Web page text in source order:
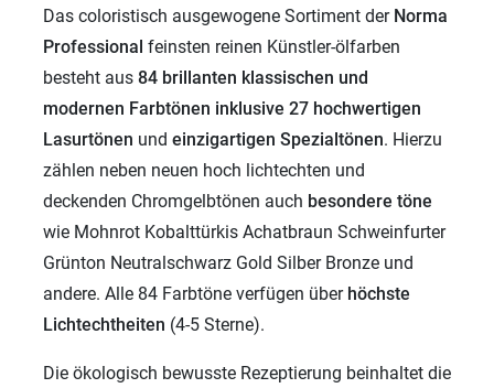
Das coloristisch ausgewogene Sortiment der Norma
Professional feinsten reinen Künstler-ölfarben
besteht aus 84 brillanten klassischen und
modernen Farbtönen inklusive 27 hochwertigen
Lasurtönen und einzigartigen Spezialtönen. Hierzu
zählen neben neuen hoch lichtechten und
deckenden Chromgelbtönen auch besondere töne
wie Mohnrot Kobalttürkis Achatbraun Schweinfurter
Grünton Neutralschwarz Gold Silber Bronze und
andere. Alle 84 Farbtöne verfügen über höchste
Lichtechtheiten (4-5 Sterne).
Die ökologisch bewusste Rezeptierung beinhaltet die